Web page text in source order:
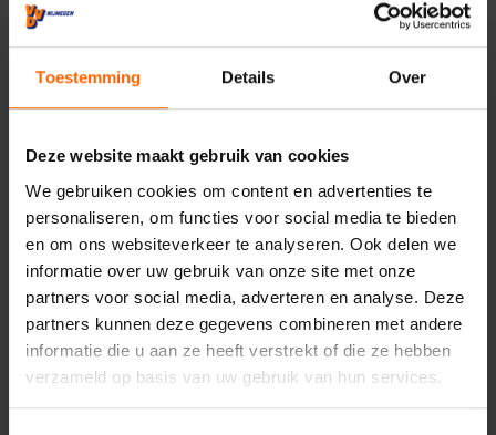
Toestemming Details Over
Deze website maakt gebruik van cookies
We gebruiken cookies om content en advertenties te
personaliseren, om functies voor social media te bieden
en om ons websiteverkeer te analyseren. Ook delen we
informatie over uw gebruik van onze site met onze
partners voor social media, adverteren en analyse. Deze
partners kunnen deze gegevens combineren met andere
informatie die u aan ze heeft verstrekt of die ze hebben
verzameld op basis van uw gebruik van hun services.
Contact met VVD
Nijmegen
Uw naam*